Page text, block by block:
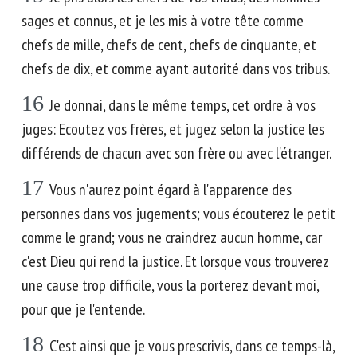
sages et connus, et je les mis à votre tête comme
chefs de mille, chefs de cent, chefs de cinquante, et
chefs de dix, et comme ayant autorité dans vos tribus.
16 Je donnai, dans le même temps, cet ordre à vos
juges: Ecoutez vos frères, et jugez selon la justice les
différends de chacun avec son frère ou avec l'étranger.
17 Vous n'aurez point égard à l'apparence des
personnes dans vos jugements; vous écouterez le petit
comme le grand; vous ne craindrez aucun homme, car
c'est Dieu qui rend la justice. Et lorsque vous trouverez
une cause trop difficile, vous la porterez devant moi,
pour que je l'entende.
18 C'est ainsi que je vous prescrivis, dans ce temps-là,